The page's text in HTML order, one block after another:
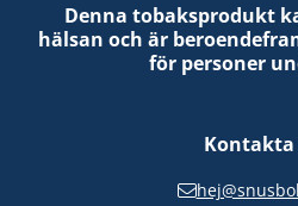
Denna tobaksprodukt
hälsan och är
för personer
Kontakta